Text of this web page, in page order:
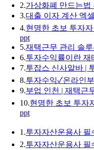
2.가상화폐 만드는법
3.대출 이자 계산 엑
4.현명한 초보 투자
ppt
5.재택근무 관리 솔루
6.투자수익률이란 재
7.투잡스 신사알바 |
8.투자수익✓온라인
9.부업 인천 | 재택근
10.현명한 초보 투자
ppt
1.투자자산운용사
2.투자자산운용사